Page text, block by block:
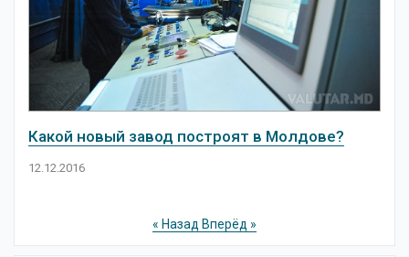
Какой новый завод построят в Молдове?
12.12.2016
« Назад Вперёд »